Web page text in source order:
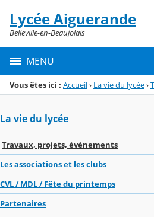
Menu de la rubrique
Contenu
Lycée Aiguerande
Belleville-en-Beaujolais
MENU
Vous êtes ici : Accueil› La vie du lycée›
La vie du lycée
Travaux, projets, événements
Les associations et les clubs
CVL / MDL / Fête du printemps
Partenaires